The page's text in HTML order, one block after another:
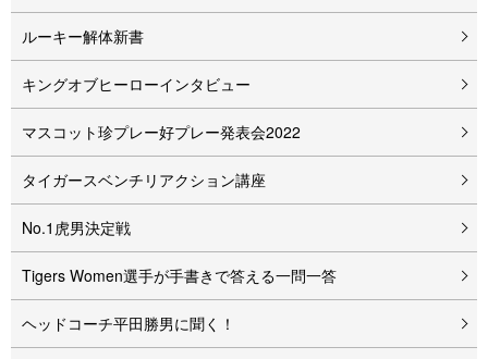
ルーキー解体新書
キングオブヒーローインタビュー
マスコット珍プレー好プレー発表会2022
タイガースベンチリアクション講座
No.1虎男決定戦
Tigers Women選手が手書きで答える一問一答
ヘッドコーチ平田勝男に聞く！